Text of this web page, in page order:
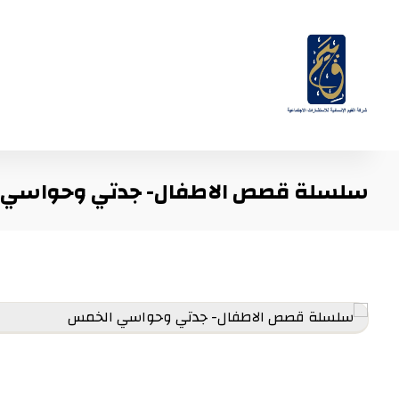
سلسلة قصص الاطفال- جدتي